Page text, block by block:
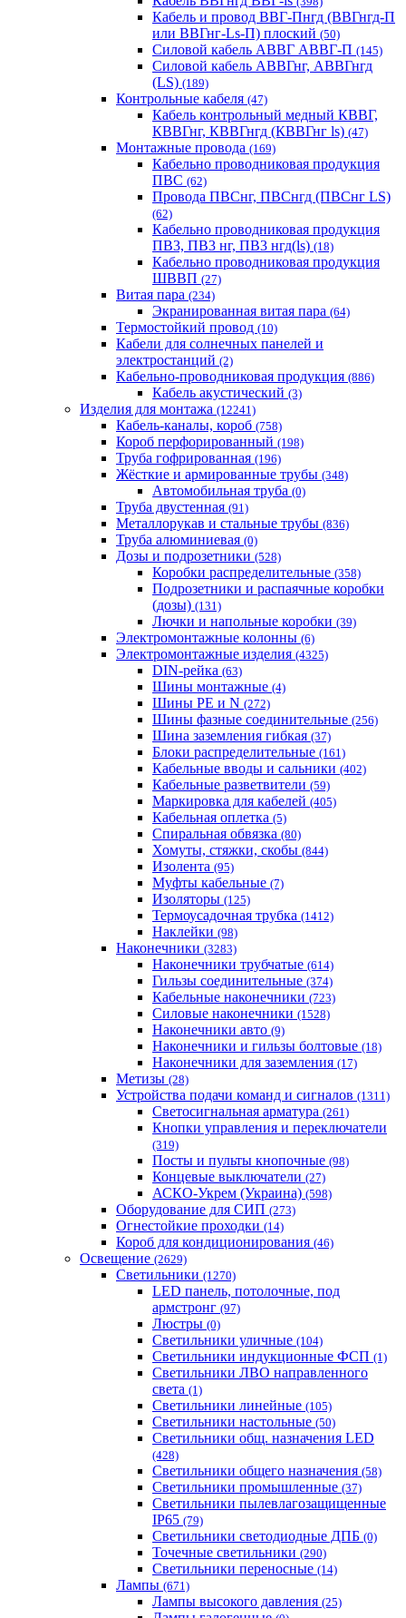
Кабель и провод ВВГ-Пнгд (ВВГнгд-П
или ВВГнг-Ls-П) плоский (50)
Силовой кабель АВВГ АВВГ-П (145)
Силовой кабель АВВГнг, АВВГнгд
(LS) (189)
Контрольные кабеля (47)
Кабель контрольный медный КВВГ,
КВВГнг, КВВГнгд (КВВГнг ls) (47)
Монтажные провода (169)
Кабельно проводниковая продукция
ПВС (62)
Провода ПВСнг, ПВСнгд (ПВСнг LS)
(62)
Кабельно проводниковая продукция
ПВ3, ПВ3 нг, ПВ3 нгд(ls) (18)
Кабельно проводниковая продукция
ШВВП (27)
Витая пара (234)
Экранированная витая пара (64)
Термостойкий провод (10)
Кабели для солнечных панелей и
электростанций (2)
Кабельно-проводниковая продукция (886)
Кабель акустический (3)
Изделия для монтажа (12241)
Кабель-каналы, короб (758)
Короб перфорированный (198)
Труба гофрированная (196)
Жёсткие и армированные трубы (348)
Автомобильная труба (0)
Труба двустенная (91)
Металлорукав и стальные трубы (836)
Труба алюминиевая (0)
Дозы и подрозетники (528)
Коробки распределительные (358)
Подрозетники и распаячные коробки
(дозы) (131)
Лючки и напольные коробки (39)
Электромонтажные колонны (6)
Электромонтажные изделия (4325)
DIN-рейка (63)
Шины монтажные (4)
Шины PE и N (272)
Шины фазные соединительные (256)
Шина заземления гибкая (37)
Блоки распределительные (161)
Кабельные вводы и сальники (402)
Кабельные разветвители (59)
Маркировка для кабелей (405)
Кабельная оплетка (5)
Спиральная обвязка (80)
Хомуты, стяжки, скобы (844)
Изолента (95)
Муфты кабельные (7)
Изоляторы (125)
Термоусадочная трубка (1412)
Наклейки (98)
Наконечники (3283)
Наконечники трубчатые (614)
Гильзы соединительные (374)
Кабельные наконечники (723)
Силовые наконечники (1528)
Наконечники авто (9)
Наконечники и гильзы болтовые (18)
Наконечники для заземления (17)
Метизы (28)
Устройства подачи команд и сигналов (1311)
Светосигнальная арматура (261)
Кнопки управления и переключатели
(319)
Посты и пульты кнопочные (98)
Концевые выключатели (27)
АСКО-Укрем (Украина) (598)
Оборудование для СИП (273)
Огнестойкие проходки (14)
Короб для кондиционирования (46)
Освещение (2629)
Светильники (1270)
LED панель, потолочные, под
армстронг (97)
Люстры (0)
Светильники уличные (104)
Светильники индукционные ФСП (1)
Светильники ЛВО направленного
света (1)
Светильники линейные (105)
Светильники настольные (50)
Светильники общ. назначения LED
(428)
Светильники общего назначения (58)
Светильники промышленные (37)
Светильники пылевлагозащищенные
IP65 (79)
Светильники светодиодные ДПБ (0)
Точечные светильники (290)
Светильники переносные (14)
Лампы (671)
Лампы высокого давления (25)